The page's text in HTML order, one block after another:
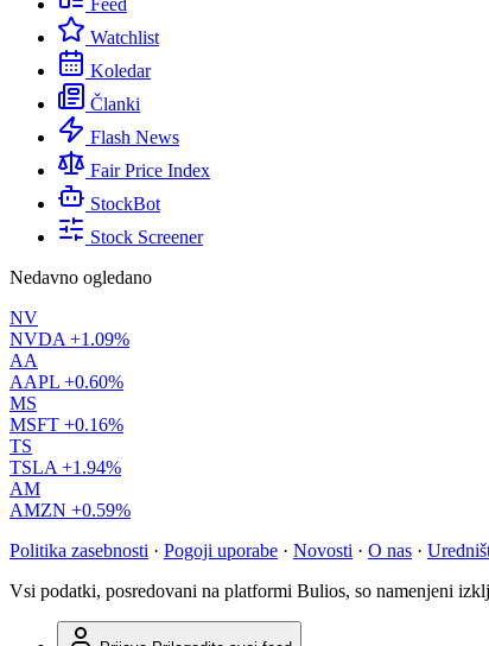
Feed
Watchlist
Koledar
Članki
Flash News
Fair Price Index
StockBot
Stock Screener
Nedavno ogledano
NV
NVDA +1.09%
AA
AAPL +0.60%
MS
MSFT +0.16%
TS
TSLA +1.94%
AM
AMZN +0.59%
Politika zasebnosti · Pogoji uporabe · Novosti · O nas ·
Vsi podatki, posredovani na platformi Bulios, so namenjeni